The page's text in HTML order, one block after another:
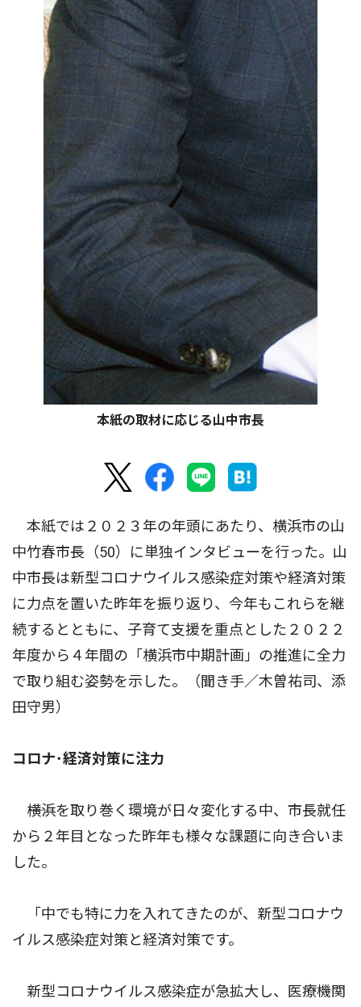
本紙の取材に応じる山中市長
本紙では２０２３年の年頭にあたり、横浜市の山
中竹春市長（50）に単独インタビューを行った。山
中市長は新型コロナウイルス感染症対策や経済対策
に力点を置いた昨年を振り返り、今年もこれらを継
続するとともに、子育て支援を重点とした２０２２
年度から４年間の「横浜市中期計画」の推進に全力
で取り組む姿勢を示した。（聞き手／木曽祐司、添
田守男）
コロナ･経済対策に注力
――横浜を取り巻く環境が日々変化する中、市長就任
から２年目となった昨年も様々な課題に向き合いま
した。
「中でも特に力を入れてきたのが、新型コロナウ
イルス感染症対策と経済対策です。
新型コロナウイルス感染症が急拡大し、医療機関